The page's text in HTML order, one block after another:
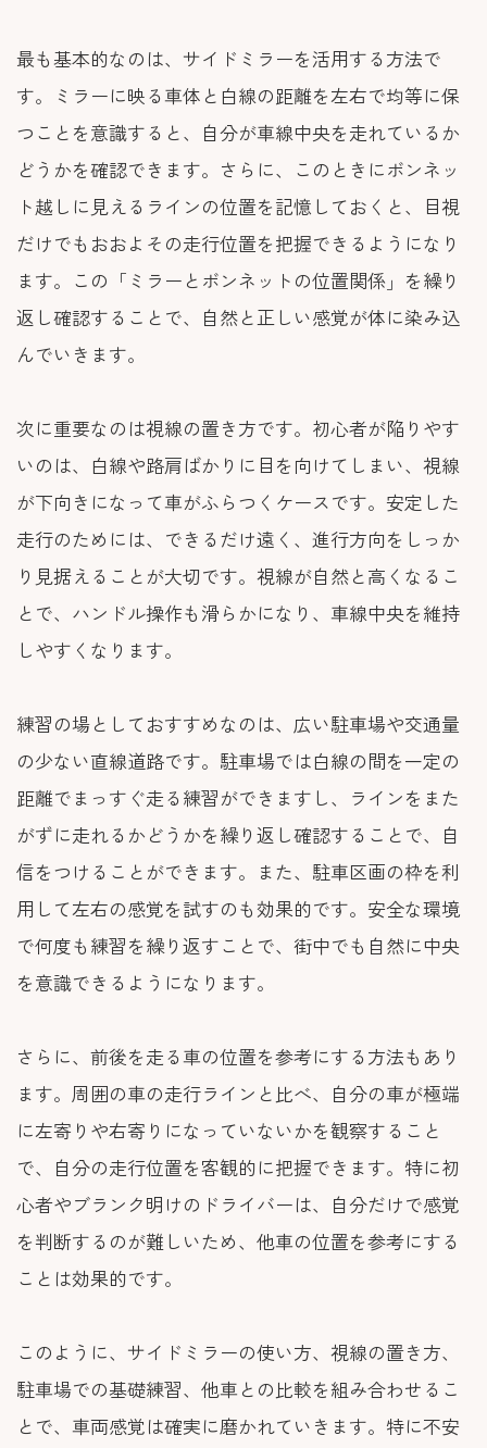
最も基本的なのは、サイドミラーを活用する方法で
す。ミラーに映る車体と白線の距離を左右で均等に保
つことを意識すると、自分が車線中央を走れているか
どうかを確認できます。さらに、このときにボンネッ
ト越しに見えるラインの位置を記憶しておくと、目視
だけでもおおよその走行位置を把握できるようになり
ます。この「ミラーとボンネットの位置関係」を繰り
返し確認することで、自然と正しい感覚が体に染み込
んでいきます。
次に重要なのは視線の置き方です。初心者が陥りやす
いのは、白線や路肩ばかりに目を向けてしまい、視線
が下向きになって車がふらつくケースです。安定した
走行のためには、できるだけ遠く、進行方向をしっか
り見据えることが大切です。視線が自然と高くなるこ
とで、ハンドル操作も滑らかになり、車線中央を維持
しやすくなります。
練習の場としておすすめなのは、広い駐車場や交通量
の少ない直線道路です。駐車場では白線の間を一定の
距離でまっすぐ走る練習ができますし、ラインをまた
がずに走れるかどうかを繰り返し確認することで、自
信をつけることができます。また、駐車区画の枠を利
用して左右の感覚を試すのも効果的です。安全な環境
で何度も練習を繰り返すことで、街中でも自然に中央
を意識できるようになります。
さらに、前後を走る車の位置を参考にする方法もあり
ます。周囲の車の走行ラインと比べ、自分の車が極端
に左寄りや右寄りになっていないかを観察すること
で、自分の走行位置を客観的に把握できます。特に初
心者やブランク明けのドライバーは、自分だけで感覚
を判断するのが難しいため、他車の位置を参考にする
ことは効果的です。
このように、サイドミラーの使い方、視線の置き方、
駐車場での基礎練習、他車との比較を組み合わせるこ
とで、車両感覚は確実に磨かれていきます。特に不安